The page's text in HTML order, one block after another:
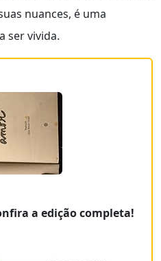
nuances, é uma
ser vivida.
a edição completa!